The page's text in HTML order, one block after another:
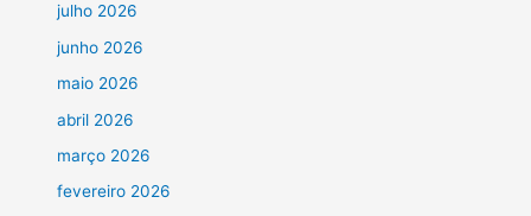
julho 2026
junho 2026
maio 2026
abril 2026
março 2026
fevereiro 2026